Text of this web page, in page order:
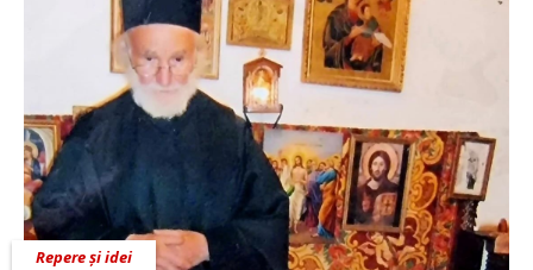
Repere și idei